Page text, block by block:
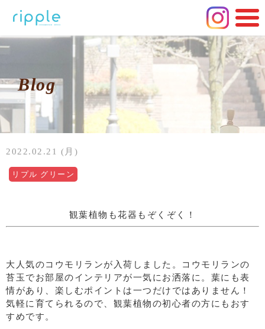
Blog
2022.02.21 (月)
リプル グリーン
観葉植物も花器もぞくぞく！
大人気のコウモリランが入荷しました。コウモリランの
苔玉でお部屋のインテリアが一気にお洒落に。葉にも表
情があり、楽しむポイントは一つだけではありません！
気軽に育てられるので、観葉植物の初心者の方にもおす
すめです。